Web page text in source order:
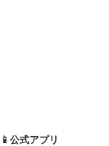
📱公式アプリ